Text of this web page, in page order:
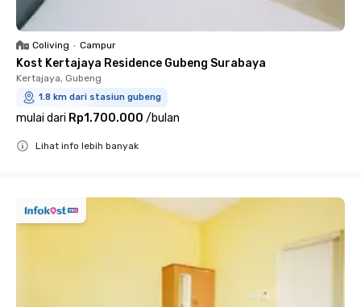
Coliving • Campur
Kost Kertajaya Residence Gubeng Surabaya
Kertajaya, Gubeng
1.8 km dari stasiun gubeng
mulai dari Rp1.700.000 /bulan
Lihat info lebih banyak